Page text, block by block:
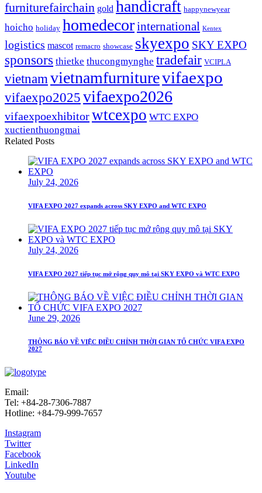
furniturefairchain gold handicraft happynewyear
hoicho holiday homedecorinternational Kentex
logistics mascot remacro showcase skyexpo SKY EXPO
sponsors thietke thucongmynghe tradefair VCIPLA
vietnamvietnamfurniturevifaexpo
vifaexpo2025 vifaexpo2026
vifaexpoexhibitorwtcexpo WTC EXPO
xuctienthuongmai
Related Posts
July 24, 2026
VIFA EXPO 2027 expands across SKY EXPO and WTC EXPO
July 24, 2026
VIFA EXPO 2027 tiếp tục mở rộng quy mô tại SKY EXPO và WTC EXPO
June 29, 2026
THÔNG BÁO VỀ VIỆC ĐIỀU CHỈNH THỜI GIAN TỔ CHỨC VIFA EXPO
2027
Email:
Tel: +84-28-7306-7887
Hotline: +84-79-999-7657
Instagram
Twitter
Facebook
LinkedIn
Youtube